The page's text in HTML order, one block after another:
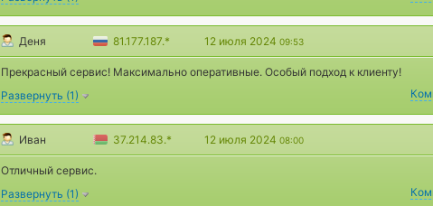
Деня 81.177.187.* 12 июля 2024 09:53
Прекрасный сервис! Максимально оперативные. Особый подход к клиенту!
Развернуть (1)
Иван 37.214.83.* 12 июля 2024 08:00
Отличный сервис.
Развернуть (1)